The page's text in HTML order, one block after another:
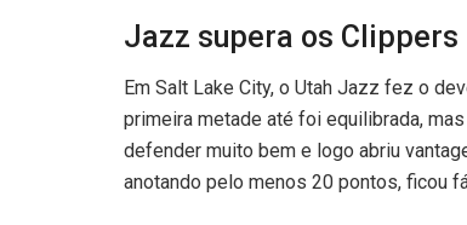
Jazz supera os Clippers
Em Salt Lake City, o Utah Jazz fez o
primeira metade até foi equilibrada,
defender muito bem e logo abriu
anotando pelo menos 20 pontos, ficou